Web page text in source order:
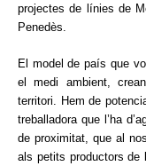
projectes de línies de
Penedès.
El model de país que
el medi ambient,
territori. Hem de
treballadora que l’ha
de proximitat, que al
als petits productors de